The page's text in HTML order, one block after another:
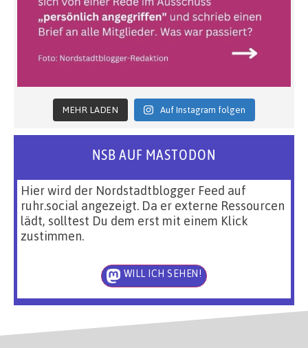
MEHR LADEN Auf Instagram folgen
NSB AUF MASTODON
Hier wird der Nordstadtblogger Feed auf
ruhr.social angezeigt. Da er externe Ressourcen
lädt, solltest Du dem erst mit einem Klick
zustimmen.
WILL ICH SEHEN!